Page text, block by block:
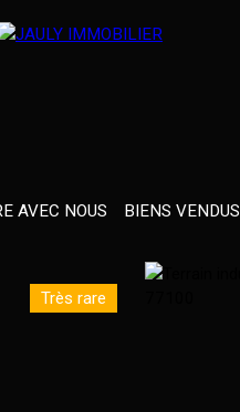
AVEC NOUS BIENS VENDUS
Très rare